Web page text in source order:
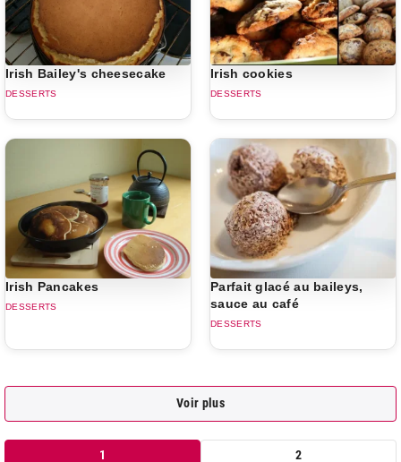
Irish Bailey's cheesecake
DESSERTS
Irish cookies
DESSERTS
Irish Pancakes
DESSERTS
Parfait glacé au baileys,
sauce au café
DESSERTS
Voir plus
1 2